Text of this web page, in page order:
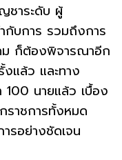
ชาระดับ ผู้
กับการ รวมถึงการ
ม ก็ต้องพิจารณาอีก
งแล้ว และทาง
100 นายแล้ว เบื้อง
ราชการทั้งหมด
รอย่างชัดเจน